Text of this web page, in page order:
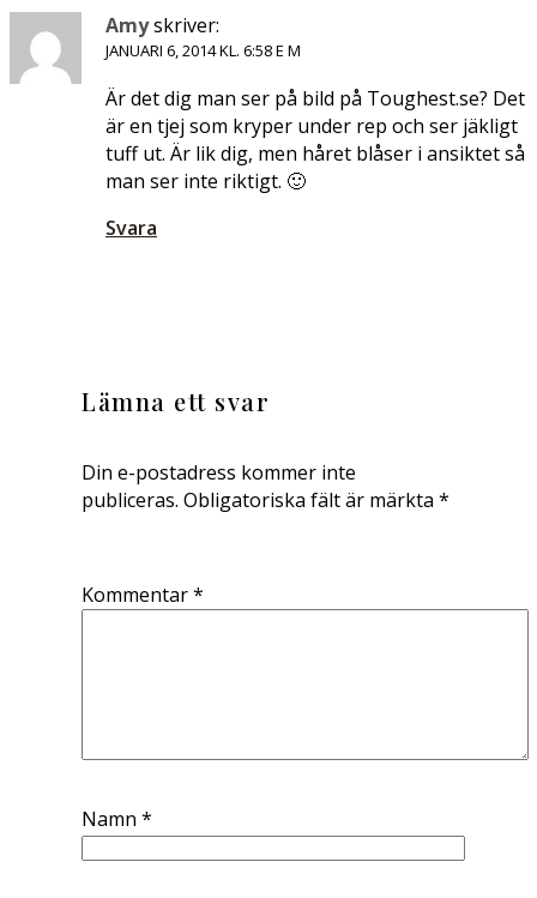
Amyskriver:
JANUARI 6, 2014 KL. 6:58 E M
Är det dig man ser på bild på Toughest.se? Det
är en tjej som kryper under rep och ser jäkligt
tuff ut. Är lik dig, men håret blåser i ansiktet så
man ser inte riktigt. 🙂
Svara
Lämna ett svar
Din e-postadress kommer inte
publiceras. Obligatoriska fält är märkta *
Kommentar*
Namn *